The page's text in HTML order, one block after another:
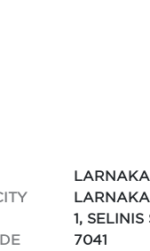
LARNAKA
1, SELINIS
7041